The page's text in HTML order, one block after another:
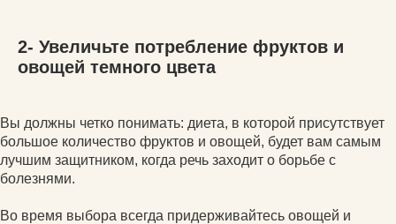
2- Увеличьте потребление фруктов и
овощей темного цвета
Вы должны четко понимать: диета, в которой присутствует
большое количество фруктов и овощей, будет вам самым
лучшим защитником, когда речь заходит о борьбе с
болезнями.
Во время выбора всегда придерживайтесь овощей и